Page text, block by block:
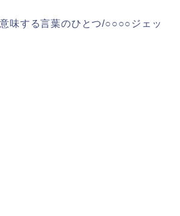
味する言葉のひとつ/○○○○ジェッ